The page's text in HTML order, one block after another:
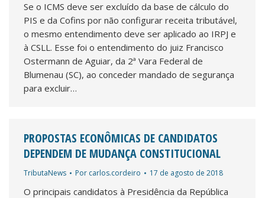
Se o ICMS deve ser excluído da base de cálculo do
PIS e da Cofins por não configurar receita tributável,
o mesmo entendimento deve ser aplicado ao IRPJ e
à CSLL. Esse foi o entendimento do juiz Francisco
Ostermann de Aguiar, da 2ª Vara Federal de
Blumenau (SC), ao conceder mandado de segurança
para excluir…
PROPOSTAS ECONÔMICAS DE CANDIDATOS
DEPENDEM DE MUDANÇA CONSTITUCIONAL
TributaNews Por carlos.cordeiro 17 de agosto de 2018
O principais candidatos à Presidência da República